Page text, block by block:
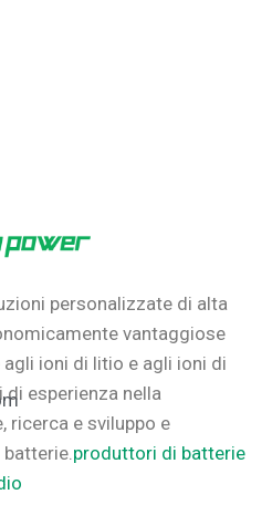
personalizzate di alta
vantaggiose
ioni di litio e agli ioni di
di esperienza nella
ricerca e sviluppo e
produttori di batterie